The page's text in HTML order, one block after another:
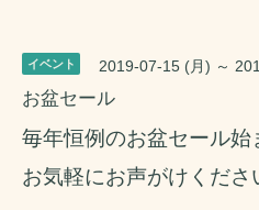
イベント 2019-07-15 (月) ～
お盆セール
毎年恒例のお盆セール始
お気軽にお声がけくださ